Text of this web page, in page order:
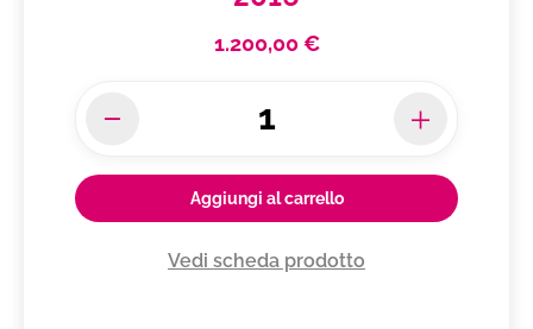
1.200,00 €
Aggiungi al carrello
Vedi scheda prodotto